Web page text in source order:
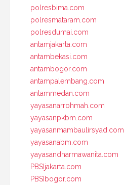
polresbima.com
polresmataram.com
polresdumai.com
antamjakarta.com
antambekasi.com
antambogor.com
antampalembang.com
antammedan.com
yayasanarrohmah.com
yayasanpkbm.com
yayasanmambaulirsyad.com
yayasanabm.com
yayasandharmawanita.com
PBSIjakarta.com
PBSIbogor.com